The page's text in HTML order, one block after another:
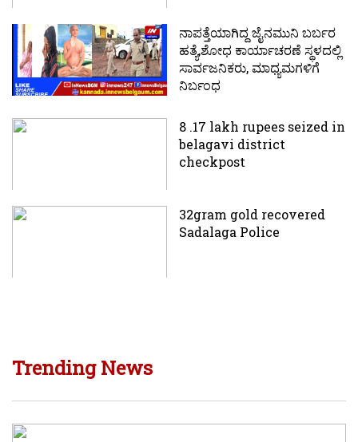
ನಾಪತ್ತೆಯಾಗಿದ್ದ ಜೈನಮುನಿ ಬರ್ಬರ
ಹತ್ಯೆ,ಶೋಧ ಕಾರ್ಯಾಚರಣೆ ಸ್ಥಳದಲ್ಲಿ
ಸಾರ್ವಜನಿಕರು, ಮಾಧ್ಯಮಗಳಿಗೆ
ನಿರ್ಬಂಧ
8 .17 lakh rupees seized in
belagavi district
checkpost
32gram gold recovered
Sadalaga Police
Trending News